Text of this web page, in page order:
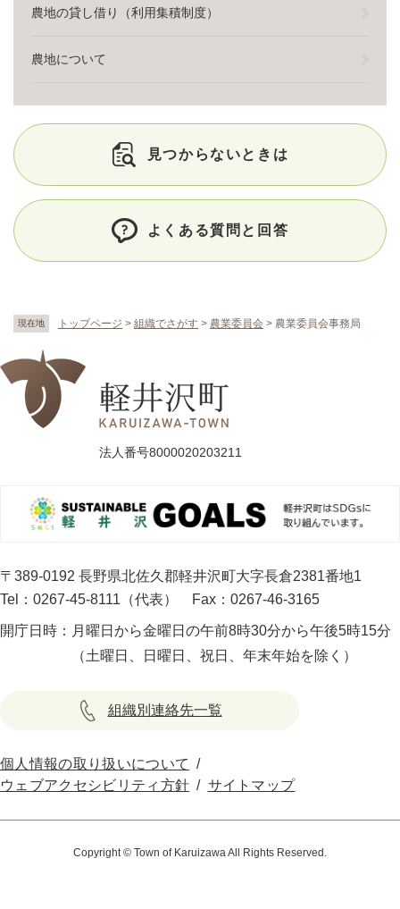
現在地 トップページ > 組織でさがす > 農業委員会 > 農業委員会事務局
農地の貸し借り（利用集積制度）
農地について
見つからないときは
よくある質問と回答
法人番号8000020203211
〒389-0192 長野県北佐久郡軽井沢町大字長倉2381番地1
Tel：0267-45-8111（代表）
Fax：0267-46-3165
開庁日時： 月曜日から金曜日の午前8時30分から午後5時15分
（土曜日、日曜日、祝日、年末年始を除く）
組織別連絡先一覧
個人情報の取り扱いについて
ウェブアクセシビリティ方針
サイトマップ
Copyright © Town of Karuizawa All Rights Reserved.